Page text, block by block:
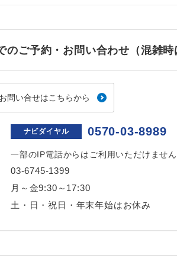
のご予約・お問い合わせ（混雑
問い合せはこちらから
ナビダイヤル 0570-03-8989
一部のIP電話からはご利用いただけません
03-6745-1399
月～金9:30～17:30
土・日・祝日・年末年始はお休み
ホテル指定 ご紹